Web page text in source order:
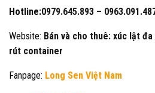
Hotline:0979.645.893 –
Website: Bán và cho thuê: xúc lật
rút container
Fanpage: Long Sen Việt Nam